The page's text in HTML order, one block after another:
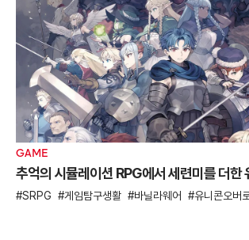
GAME
추억의 시뮬레이션 RPG에서 세련미를 더한
SRPG 게임탐구생활 바닐라웨어 유니콘오버